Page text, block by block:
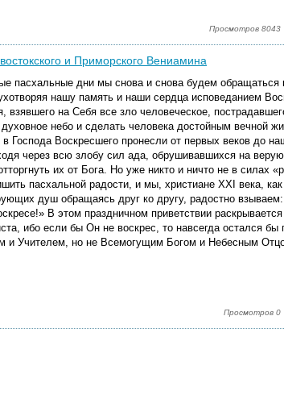
Просмотров 8043
и Приморского Вениамина
пасхальные дни мы снова и снова будем обращаться
нашу память и наши сердца исповеданием
взявшего на Себя все зло человеческое,
духовное небо и сделать человека достойным вечной
Господа Воскресшего пронесли от первых веков до
через всю злобу сил ада, обрушивавшихся на
их от Бога. Но уже никто и ничто не в силах
пасхальной радости, и мы, христиане XXI века,
душ обращаясь друг ко другу, радостно
В этом праздничном приветствии
ибо если бы Он не воскрес, то навсегда остался бы
и Учителем, но не Всемогущим Богом и Небесным
Просмотров 0